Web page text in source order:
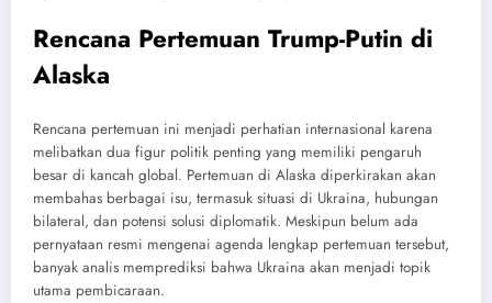
Rencana Pertemuan Trump-Putin di
Alaska
Rencana pertemuan ini menjadi perhatian internasional karena
melibatkan dua figur politik penting yang memiliki pengaruh
besar di kancah global. Pertemuan di Alaska diperkirakan akan
membahas berbagai isu, termasuk situasi di Ukraina, hubungan
bilateral, dan potensi solusi diplomatik. Meskipun belum ada
pernyataan resmi mengenai agenda lengkap pertemuan tersebut,
banyak analis memprediksi bahwa Ukraina akan menjadi topik
utama pembicaraan.